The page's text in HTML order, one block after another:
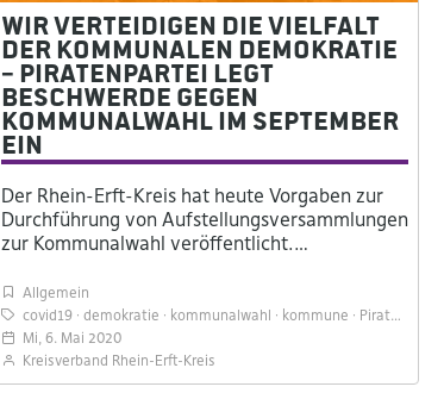
Wir verteidigen die Vielfalt
der kommunalen Demokratie
– Piratenpartei legt
Beschwerde gegen
Kommunalwahl im September
ein
Der Rhein-Erft-Kreis hat heute Vorgaben zur
Durchführung von Aufstellungsversammlungen
zur Kommunalwahl veröffentlicht.…
Allgemein
covid19 demokratie kommunalwahl kommune Piraten
Mi, 6. Mai 2020
Kreisverband Rhein-Erft-Kreis